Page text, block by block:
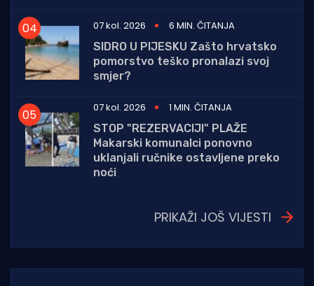
07 kol. 2026
6 MIN. ČITANJA
SIDRO U PIJESKU Zašto hrvatsko
pomorstvo teško pronalazi svoj
smjer?
07 kol. 2026
1 MIN. ČITANJA
STOP "REZERVACIJI" PLAŽE
Makarski komunalci ponovno
uklanjali ručnike ostavljene preko
noći
PRIKAŽI JOŠ VIJESTI